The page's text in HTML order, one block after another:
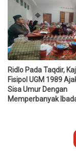
Ridlo Pada Taqdir,
Fisipol UGM 1989
Sisa Umur Dengan
Memperbanyak